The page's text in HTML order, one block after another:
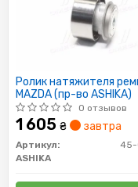
Ролик натяжителя
MAZDA (пр-во ASHIKA)
0 отзывов
1 605 ₴ завтра
Артикул:
45-
ASHIKA